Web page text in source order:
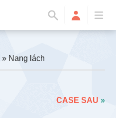
» Nang lách
CASE SAU »